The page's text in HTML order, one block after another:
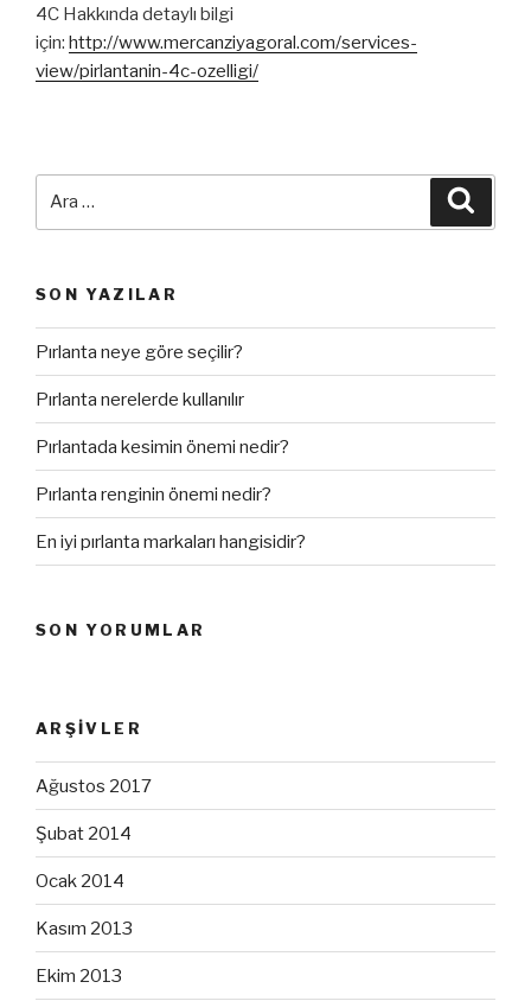
4C Hakkında detaylı bilgi
için: http://www.mercanziyagoral.com/services-
view/pirlantanin-4c-ozelligi/
SON YAZILAR
Pırlanta neye göre seçilir?
Pırlanta nerelerde kullanılır
Pırlantada kesimin önemi nedir?
Pırlanta renginin önemi nedir?
En iyi pırlanta markaları hangisidir?
SON YORUMLAR
ARŞIVLER
Ağustos 2017
Şubat 2014
Ocak 2014
Kasım 2013
Ekim 2013